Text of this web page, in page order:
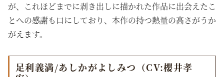
が、これほどまでに剥き出しに描かれた作品に出会えたこ
とへの感謝も口にしており、本作の持つ熱量の高さがうか
がえます。
足利義満/あしかがよしみつ（CV:櫻井孝